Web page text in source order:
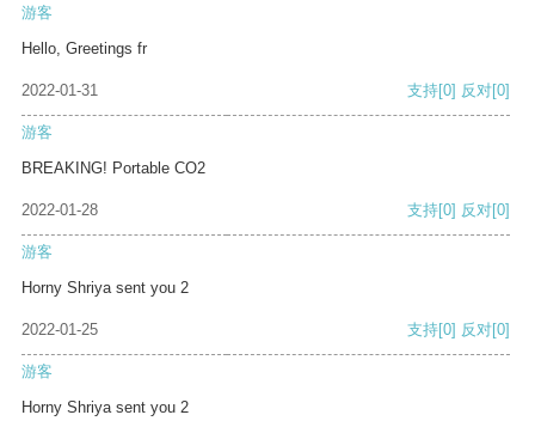
游客
Hello, Greetings fr
2022-01-31 支持[0] 反对[0]
游客
BREAKING! Portable CO2
2022-01-28 支持[0] 反对[0]
游客
Horny Shriya sent you 2
2022-01-25 支持[0] 反对[0]
游客
Horny Shriya sent you 2